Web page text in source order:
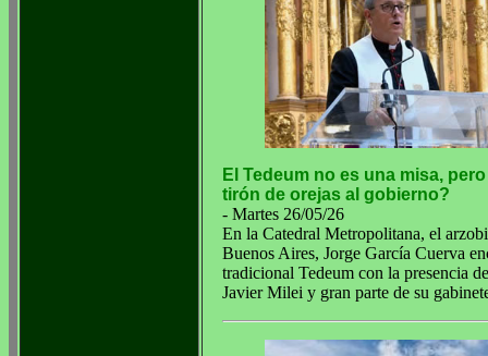
El Tedeum no es una misa,
tirón de orejas al gobierno?
- Martes 26/05/26
En la Catedral Metropolitana, el
Buenos Aires, Jorge García Cuerva
tradicional Tedeum con la presencia
Javier Milei y gran parte de su